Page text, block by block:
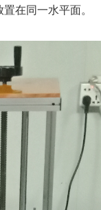
在同一水平面。